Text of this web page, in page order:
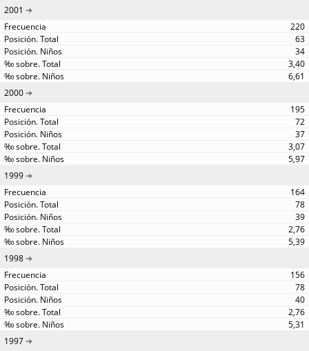
2001
220
63
34
3,40
6,61
2000
195
72
37
3,07
5,97
1999
164
78
39
2,76
5,39
1998
156
78
40
2,76
5,31
1997